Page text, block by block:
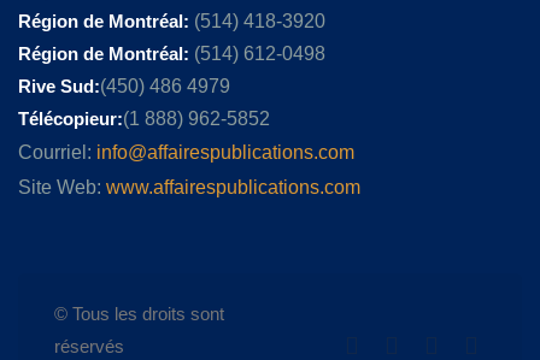
Région de Montréal: (514) 418-3920
Région de Montréal: (514) 612-0498
Rive Sud:(450) 486 4979
Télécopieur:(1 888) 962-5852
Courriel: info@affairespublications.com
Site Web: www.affairespublications.com
© Tous les droits sont
réservés